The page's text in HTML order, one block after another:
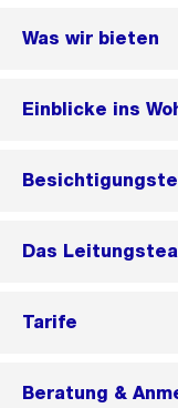
Was wir bieten
Einblicke ins
Das
Tarife
Beratung &